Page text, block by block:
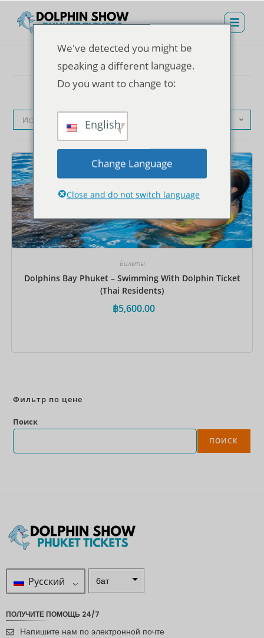
Исходная сортировка
Билеты
Dolphins Bay Phuket – Swimming With Dolphin Ticket
(Thai Residents)
฿5,600.00
Фильтр по цене
Поиск
ПОИСК
Русский бат
я крона
ПОЛУЧИТЕ ПОМОЩЬ 24/7
Напишите нам по электронной почте
We've detected you might be
speaking a different language.
Do you want to change to:
English
Change Language
Close and do not switch language